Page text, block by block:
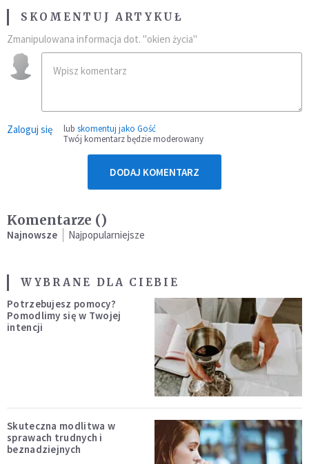
SKOMENTUJ ARTYKUŁ
Zmanipulowana informacja dot. "okien życia"
Zaloguj się lub skomentuj jako Gość
Twój komentarz będzie moderowany
DODAJ KOMENTARZ
Komentarze ()
Najnowsze Najpopularniejsze
WYBRANE DLA CIEBIE
Potrzebujesz pomocy?
Pomodlimy się w Twojej
intencji
Skuteczna modlitwa w
sprawach trudnych i
beznadziejnych